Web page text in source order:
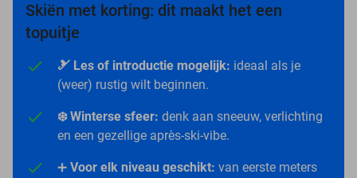
Skiën met korting: dit maakt het een
topuitje
🎿 Les of introductie mogelijk: ideaal als je
(weer) rustig wilt beginnen.
❄️ Winterse sfeer: denk aan sneeuw, verlichting
en een gezellige après-ski-vibe.
➕ Voor elk niveau geschikt: van eerste meters